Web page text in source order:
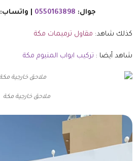
جوال: 0550163898 | واتساب:
كذلك شاهد: مقاول ترميمات مكة
شاهد أيضا : تركيب ابواب المنيوم مكة
ملاحق خارجية مكة